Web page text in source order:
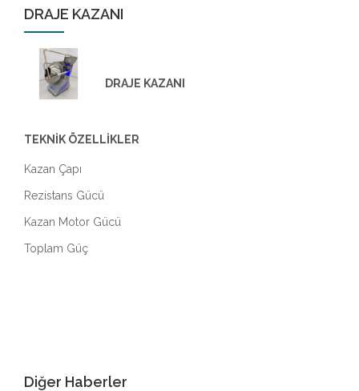
DRAJE KAZANI
DRAJE KAZANI
TEKNİK ÖZELLİKLER
Kazan Çapı
Rezistans Gücü
Kazan Motor Gücü
Toplam Güç
Diğer Haberler